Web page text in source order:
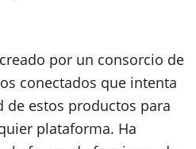
por un consorcio de
conectados que intenta
de estos productos para
plataforma. Ha